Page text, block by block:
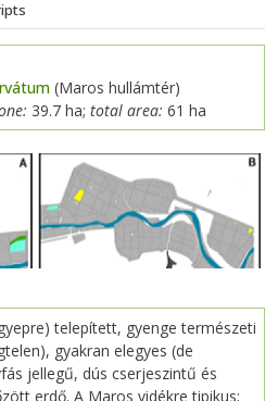
(Maros hullámtér)
39.7 ha; total area: 61 ha
telepített, gyenge természeti
gyakran elegyes (de
jellegű, dús cserjeszintű és
erdő. A Maros vidékre tipikus;